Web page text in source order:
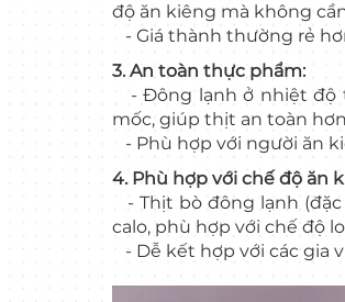
độ ăn kiêng mà không
- Giá thành thường rẻ
3. An toàn thực phẩm:
- Đông lạnh ở nhiệt độ
mốc, giúp thịt an toàn
- Phù hợp với người ăn
4. Phù hợp với chế độ ăn
- Thịt bò đông lạnh
calo, phù hợp với chế độ
- Dễ kết hợp với các gia